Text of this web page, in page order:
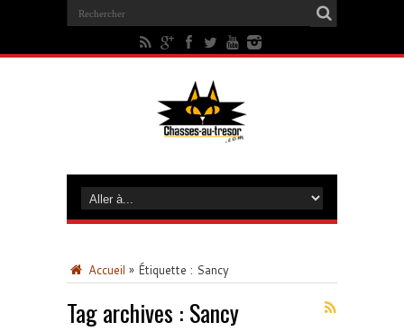
Accueil » Étiquette : Sancy
Tag archives : Sancy